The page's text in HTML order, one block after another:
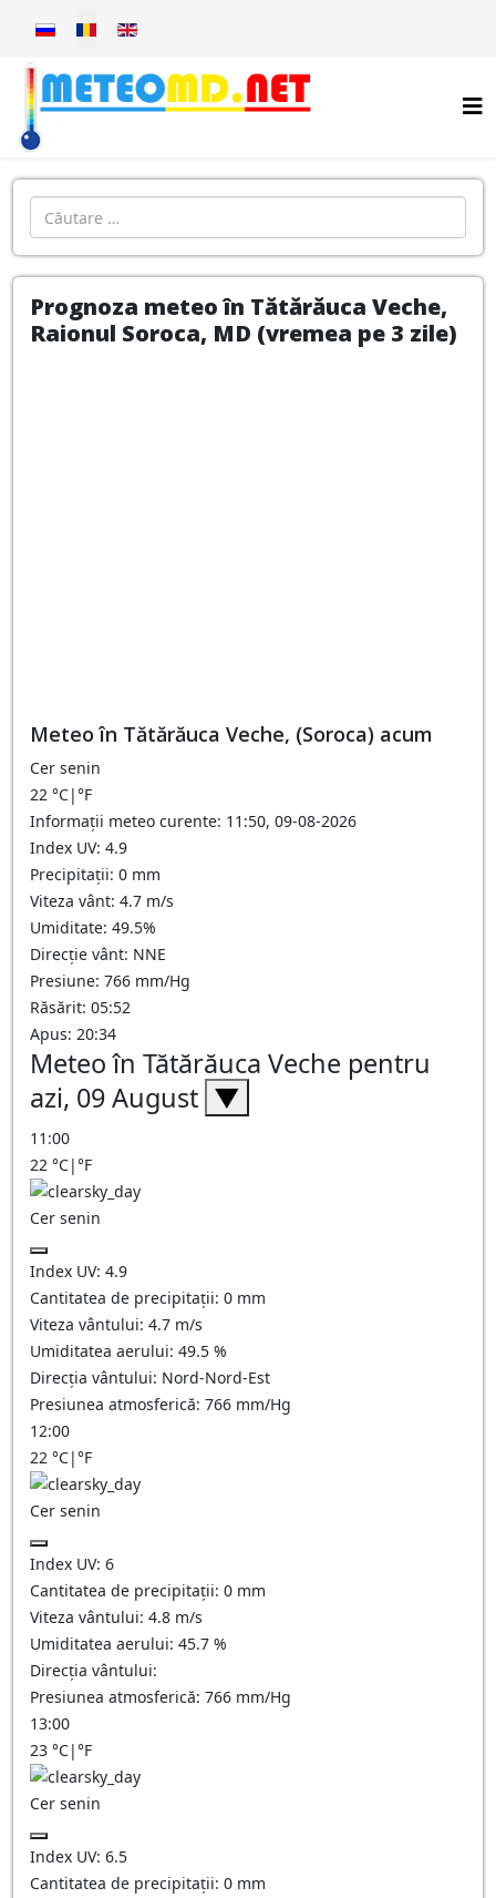
Selectați limba dvs
Introdu localitatea:
Prognoza meteo în Tătărăuca Veche,
Raionul Soroca, MD (vremea pe 3 zile)
Meteo în Tătărăuca Veche, (Soroca) acum
Cer senin
22 °C|°F
Informații meteo curente: 11:50, 09-08-2026
Index UV: 4.9
Precipitații: 0 mm
Viteza vânt: 4.7 m/s
Umiditate: 49.5%
Direcție vânt: NNE
Presiune: 766 mm/Hg
Răsărit: 05:52
Apus: 20:34
Meteo în Tătărăuca Veche pentru
azi, 09 August ▼
11:00
22 °C|°F
Cer senin
Index UV: 4.9
Cantitatea de precipitații: 0 mm
Viteza vântului: 4.7 m/s
Umiditatea aerului: 49.5 %
Direcția vântului: Nord-Nord-Est
Presiunea atmosferică: 766 mm/Hg
12:00
22 °C|°F
Cer senin
Index UV: 6
Cantitatea de precipitații: 0 mm
Viteza vântului: 4.8 m/s
Umiditatea aerului: 45.7 %
Direcția vântului:
Presiunea atmosferică: 766 mm/Hg
13:00
23 °C|°F
Cer senin
Index UV: 6.5
Cantitatea de precipitații: 0 mm